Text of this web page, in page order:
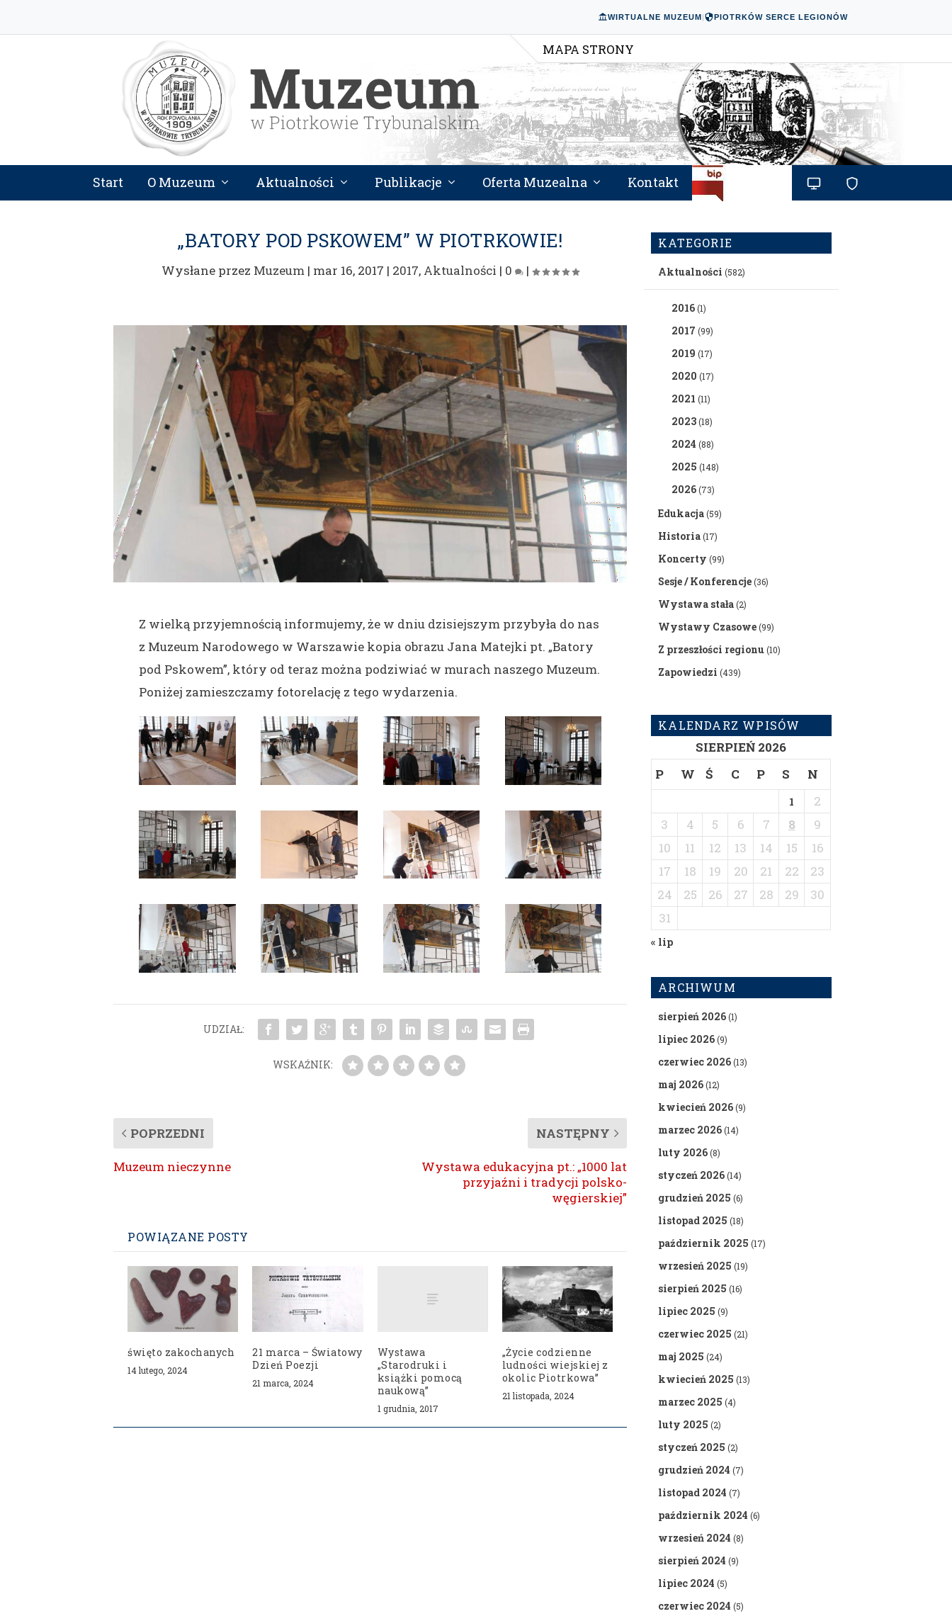
WIRTUALNE MUZEUM| PIOTRKÓW SERCE LEGIONÓW
MAPA STRONY
Start O Muzeum Aktualności Publikacje Oferta Muzealna Kontakt
„BATORY POD PSKOWEM” W PIOTRKOWIE!
Wysłane przez Muzeum | mar 16, 2017 | 2017, Aktualności | 0 |
Z wielką przyjemnością informujemy, że w dniu dzisiejszym przybyła do nas
z Muzeum Narodowego w Warszawie kopia obrazu Jana Matejki pt. „Batory
pod Pskowem”, który od teraz można podziwiać w murach naszego Muzeum.
Poniżej zamieszczamy fotorelację z tego wydarzenia.
UDZIAŁ:
WSKAŹNIK:
POPRZEDNI
Muzeum nieczynne
NASTĘPNY
Wystawa edukacyjna pt.: „1000 lat
przyjaźni i tradycji polsko-
węgierskiej”
POWIĄZANE POSTY
święto zakochanych
14 lutego, 2024
21 marca – Światowy
Dzień Poezji
21 marca, 2024
Wystawa
„Starodruki i
książki pomocą
naukową”
1 grudnia, 2017
„Życie codzienne
ludności wiejskiej z
okolic Piotrkowa”
21 listopada, 2024
KATEGORIE
Aktualności (582)
2016(1)
2017 (99)
2019 (17)
2020 (17)
2021 (11)
2023(18)
2024 (88)
2025 (148)
2026(73)
Edukacja(59)
Historia(17)
Koncerty (99)
Sesje / Konferencje(36)
Wystawa stała(2)
Wystawy Czasowe(99)
Z przeszłości regionu(10)
Zapowiedzi (439)
KALENDARZ WPISÓW
SIERPIEŃ 2026
P
W Ś C P S N
1
2
3
4 5 6 7 8
9
10
11 12 13 14 15
16
17
18 19 20 21 22
23
24
25 26 27 28 29
30
31
« lip
ARCHIWUM
sierpień 2026(1)
lipiec 2026(9)
czerwiec 2026(13)
maj 2026(12)
kwiecień 2026(9)
marzec 2026(14)
luty 2026(8)
styczeń 2026(14)
grudzień 2025 (6)
listopad 2025 (18)
październik 2025 (17)
wrzesień 2025 (19)
sierpień 2025 (16)
lipiec 2025 (9)
czerwiec 2025 (21)
maj 2025 (24)
kwiecień 2025 (13)
marzec 2025 (4)
luty 2025 (2)
styczeń 2025 (2)
grudzień 2024 (7)
listopad 2024 (7)
październik 2024 (6)
wrzesień 2024 (8)
sierpień 2024 (9)
lipiec 2024 (5)
czerwiec 2024 (5)